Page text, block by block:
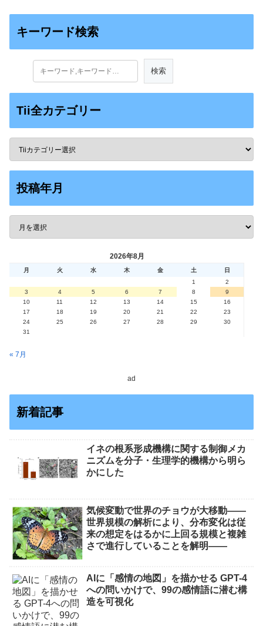
キーワード検索
Tii全カテゴリー
投稿年月
2026年8月
月 火 水 木 金 土
日
1
2
3
4 5 6 7 8
9
10
11 12 13 14 15
16
17
18 19 20 21 22
23
24
25 26 27 28 29
30
31
« 7月
ad
新着記事
イネの根系形成機構に関する制御メカ
ニズムを分子・生理学的機構から明ら
かにした
気候変動で世界のチョウが大移動――
世界規模の解析により、分布変化は従
来の想定をはるかに上回る規模と複雑
さで進行していることを解明――
AIに「感情の地図」を描かせる GPT-4
への問いかけで、99の感情語に潜む構
造を可視化